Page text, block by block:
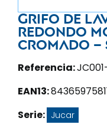
Grifo de
redondo
cromado –
Referencia:
EAN13:
Serie: Jucar